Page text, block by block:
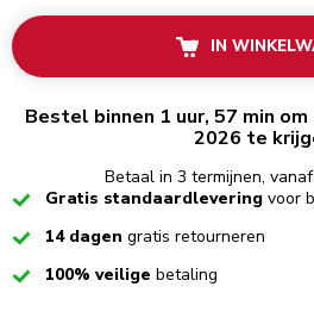
IN
Bestel binnen 1 uur, 57 min
2026 te
Betaal in 3 termijnen,
CheckedGratis standaardlevering voor
Checked14 dagen gratis retourneren
Checked100% veilige betaling